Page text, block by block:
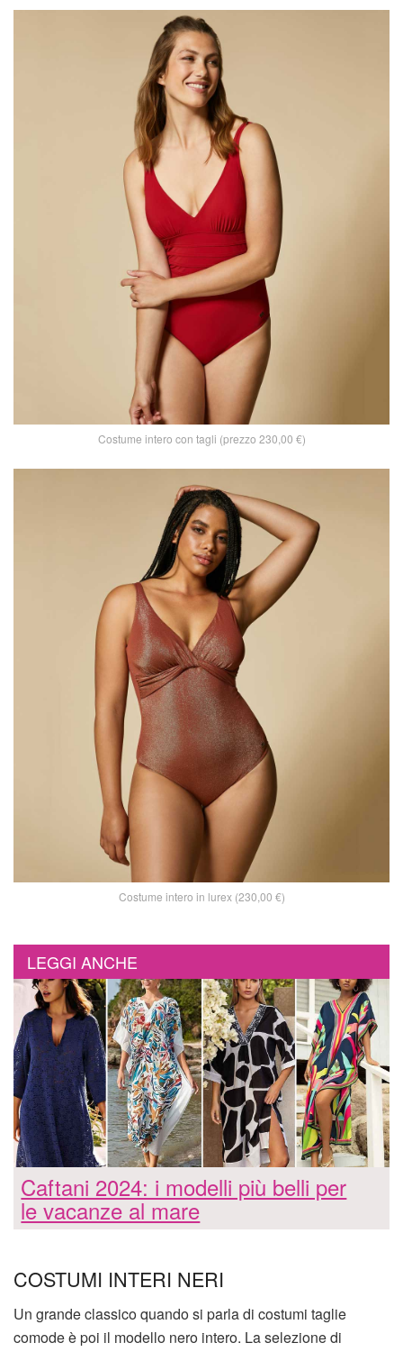
Costume intero con tagli (prezzo 230,00 €)
Costume intero in lurex (230,00 €)
LEGGI ANCHE
Caftani 2024: i modelli più belli per
le vacanze al mare
COSTUMI INTERI NERI
Un grande classico quando si parla di costumi taglie
comode è poi il modello nero intero. La selezione di